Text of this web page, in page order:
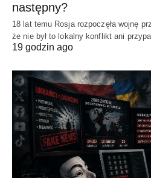
następny?
18 lat temu Rosja rozpoczęła wojnę
że nie był to lokalny konflikt ani
19 godzin ago